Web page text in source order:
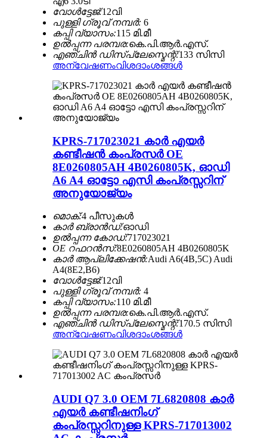
വോൾട്ടേജ്:12വി
പുള്ളി ഗ്രൂവ് നമ്പർ: 6
കപ്പി വ്യാസം:115 മി.മീ
ഉൽപ്പന്ന പരമ്പര:കെ.പി.ആർ.എസ്.
എഞ്ചിൻ ഡിസ്പ്ലേസ്മെന്റ്:133 സിസി
അന്വേഷണംവിശദാംശങ്ങൾ
KPRS-717023021 കാർ എയർ
കണ്ടീഷൻ കംപ്രസർ OE
8E0260805AH 4B0260805K, ഓഡി
A6 A4 ഓട്ടോ എസി കംപ്രസ്സറിന്
അനുയോജ്യം
മൊക്:4 പീസുകൾ
കാർ ബ്രാൻഡ്:ഓഡി
ഉൽപ്പന്ന കോഡ്:717023021
OE റഫറൻസ്:8E0260805AH 4B0260805K
കാർ ആപ്ലിക്കേഷൻ:Audi A6(4B,5C) Audi
A4(8E2,B6)
വോൾട്ടേജ്:12വി
പുള്ളി ഗ്രൂവ് നമ്പർ: 4
കപ്പി വ്യാസം:110 മി.മീ
ഉൽപ്പന്ന പരമ്പര:കെ.പി.ആർ.എസ്.
എഞ്ചിൻ ഡിസ്പ്ലേസ്മെന്റ്:170.5 സിസി
അന്വേഷണംവിശദാംശങ്ങൾ
AUDI Q7 3.0 OEM 7L6820808 കാർ
എയർ കണ്ടീഷനിംഗ്
കംപ്രസ്സറിനുള്ള KPRS-717013002